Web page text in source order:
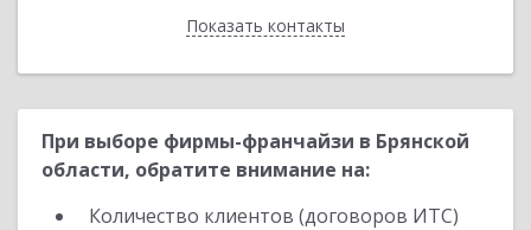
Показать контакты
Назад
При выборе фирмы-франчайзи в Брянской
области, обратите внимание на:
Количество клиентов (договоров ИТС)